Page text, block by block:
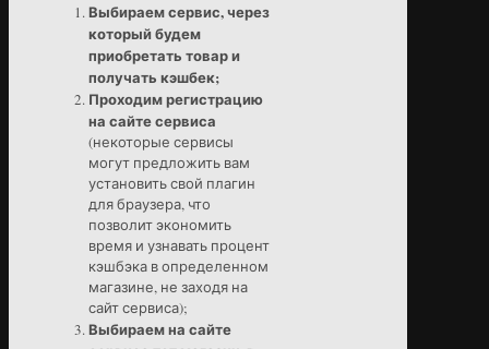
Выбираем сервис, через
который будем
приобретать товар и
получать кэшбек;
Проходим регистрацию
на сайте сервиса
(некоторые сервисы
могут предложить вам
установить свой плагин
для браузера, что
позволит экономить
время и узнавать процент
кэшбэка в определенном
магазине, не заходя на
сайт сервиса);
Выбираем на сайте